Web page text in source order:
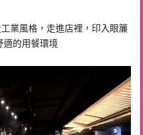
業風格，走進店裡，印入眼簾
適的用餐環境